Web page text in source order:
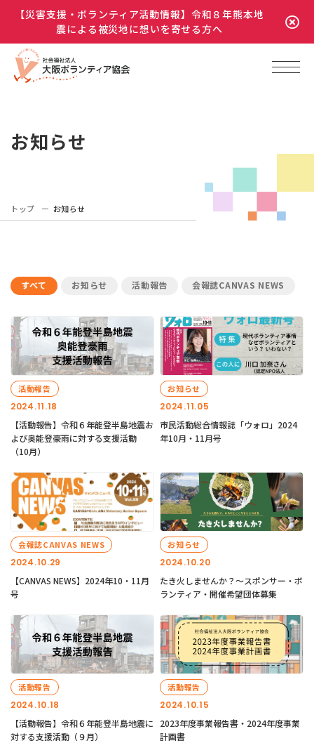
【災害支援・ボランティア活動情報】令和８年熊本地
震による被災地に想いを寄せる方へ
お知らせ
トップ お知らせ
すべて お知らせ 活動報告 会報誌CANVAS NEWS
2024.11.18
活動報告
【活動報告】令和６年能登半島地震お
よび奥能登豪雨に対する支援活動
（10月）
2024.11.05
お知らせ
市民活動総合情報誌「ウォロ」2024
年10月・11月号
2024.10.29
会報誌CANVAS NEWS
【CANVAS NEWS】2024年10・11月
号
2024.10.20
お知らせ
たき火しませんか？～スポンサー・ボ
ランティア・開催希望団体募集
2024.10.18
活動報告
【活動報告】令和６年能登半島地震に
対する支援活動（９月）
2024.10.15
活動報告
2023年度事業報告書・2024年度事業
計画書